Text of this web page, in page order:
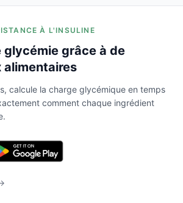
À L'INSULINE
glycémie grâce à de
alimentaires
calcule la charge glycémique en temps
comment chaque ingrédient